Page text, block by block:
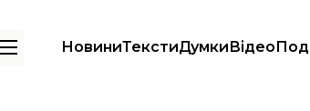
НовиниТекстиДумкиВідео